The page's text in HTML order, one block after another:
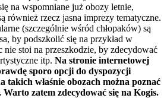
na wspomniane już obozy letnie,
również rzecz jasna imprezy tematyczne.
(szczególnie wśród chłopaków) są
by podszkolić się na przykład w
nie stoi na przeszkodzie, by zdecydować
itp. Na stronie internetowej
sporo opcji do dyspozycji
takich właśnie obozach można poznać
Warto zatem zdecydować się na Kogis.